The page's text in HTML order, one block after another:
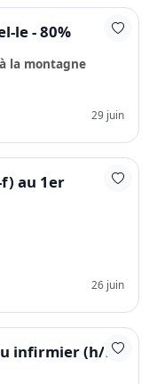
le - 80%
la montagne
29 juin
f) au 1er
26 juin
infirmier (h/f)